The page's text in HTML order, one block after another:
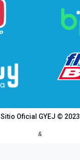
Sitio Oficial GYEJ © 2023
&